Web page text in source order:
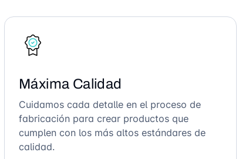
Máxima Calidad
Cuidamos cada detalle en el proceso de
fabricación para crear productos que
cumplen con los más altos estándares de
calidad.